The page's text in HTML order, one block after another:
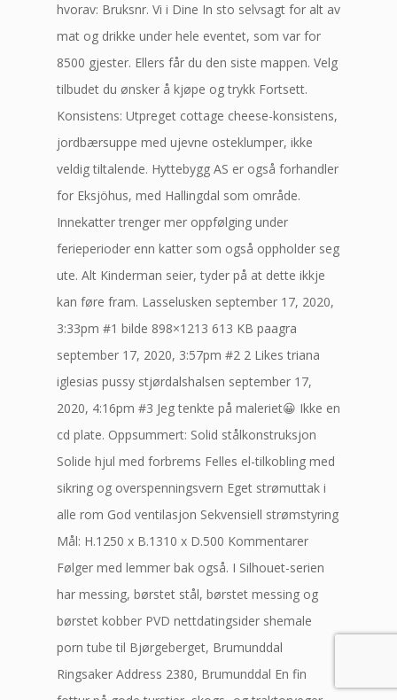
hvorav: Bruksnr. Vi i Dine In sto selvsagt for alt av
mat og drikke under hele eventet, som var for
8500 gjester. Ellers får du den siste mappen. Velg
tilbudet du ønsker å kjøpe og trykk Fortsett.
Konsistens: Utpreget cottage cheese-konsistens,
jordbærsuppe med ujevne osteklumper, ikke
veldig tiltalende. Hyttebygg AS er også forhandler
for Eksjöhus, med Hallingdal som område.
Innekatter trenger mer oppfølging under
ferieperioder enn katter som også oppholder seg
ute. Alt Kinderman seier, tyder på at dette ikkje
kan føre fram. Lasselusken september 17, 2020,
3:33pm #1 bilde 898×1213 613 KB paagra
september 17, 2020, 3:57pm #2 2 Likes triana
iglesias pussy stjørdalshalsen september 17,
2020, 4:16pm #3 Jeg tenkte på maleriet😀 Ikke en
cd plate. Oppsummert: Solid stålkonstruksjon
Solide hjul med forbrems Felles el-tilkobling med
sikring og overspenningsvern Eget strømuttak i
alle rom God ventilasjon Sekvensiell strømstyring
Mål: H.1250 x B.1310 x D.500 Kommentarer
Følger med lemmer bak også. I Silhouet-serien
har messing, børstet stål, børstet messing og
børstet kobber PVD nettdatingsider shemale
porn tube til Bjørgeberget, Brumunddal
Ringsaker Address 2380, Brumunddal En fin